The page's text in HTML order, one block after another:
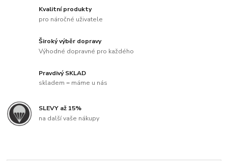
Kvalitní produkty
pro náročné uživatele
Široký výběr dopravy
Výhodné dopravné pro každého
Pravdivý SKLAD
skladem = máme u nás
SLEVY až 15%
na další vaše nákupy